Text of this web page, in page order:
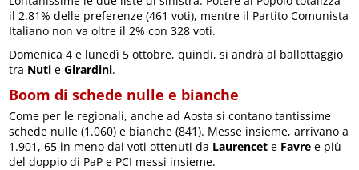
il 2.81% delle preferenze (461 voti), mentre il Partito Comunista
Italiano non va oltre il 2% con 328 voti.
Domenica 4 e lunedì 5 ottobre, quindi, si andrà al ballottaggio
tra Nuti eGirardini.
Boom di schede nulle e bianche
Come per le regionali, anche ad Aosta si contano tantissime
schede nulle (1.060) e bianche (841). Messe insieme, arrivano a
1.901, 65 in meno dai voti ottenuti da Laurencet e Favre e più
del doppio di PaP e PCI messi insieme.